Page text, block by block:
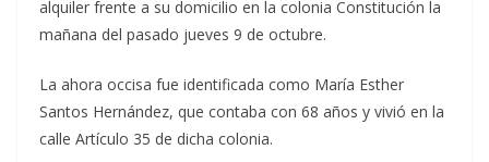
alquiler frente a su domicilio en la colonia Constitución la
mañana del pasado jueves 9 de octubre.
La ahora occisa fue identificada como María Esther
Santos Hernández, que contaba con 68 años y vivió en la
calle Artículo 35 de dicha colonia.